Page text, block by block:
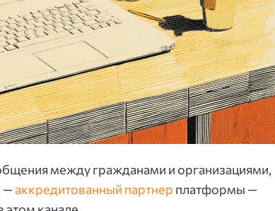
между гражданами и организациями,
— аккредитованный партнер платформы —